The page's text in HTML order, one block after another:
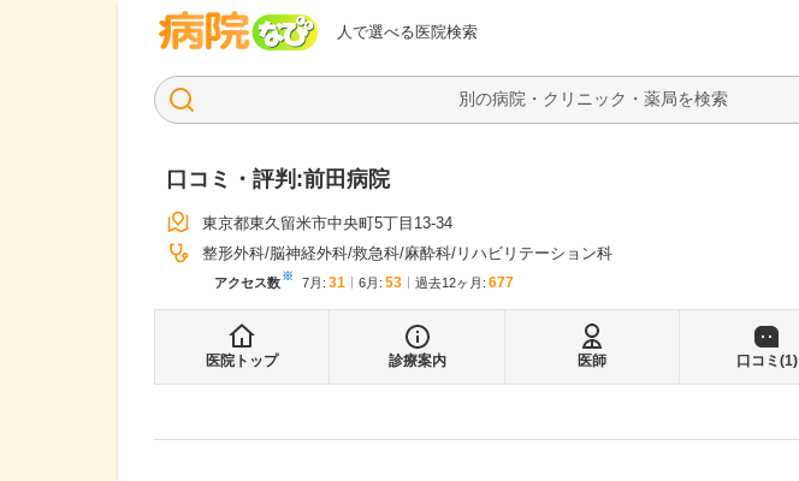
人で選べる医院検索
病院なび
検索
口コミ・評判:前田病院
東京都東久留米市中央町5丁目13-34
整形外科 脳神経外科 救急科 麻酔科 リハビリテーション科
アクセス数※ 7月 : 31 6月 : 53 過去12ヶ月: 677
医院トップ 診療案内 医師 口コミ(1)